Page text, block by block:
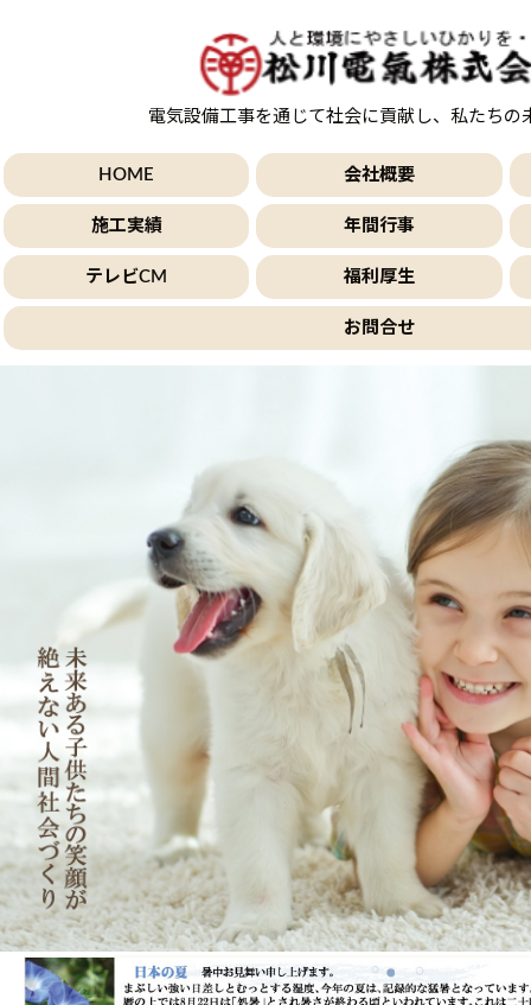
電気設備工事を通じて社会に貢献し、私たちの
HOME 会社概要
施工実績 年間行事
テレビCM 福利厚生
お問合せ